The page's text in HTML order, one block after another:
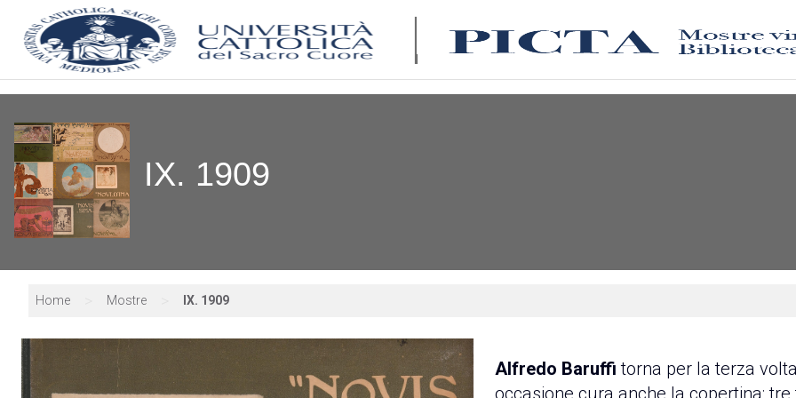
IX. 1909
Home Mostre IX. 1909
Alfredo Baruffitorna per la terza
occasione cura anche la copertina: